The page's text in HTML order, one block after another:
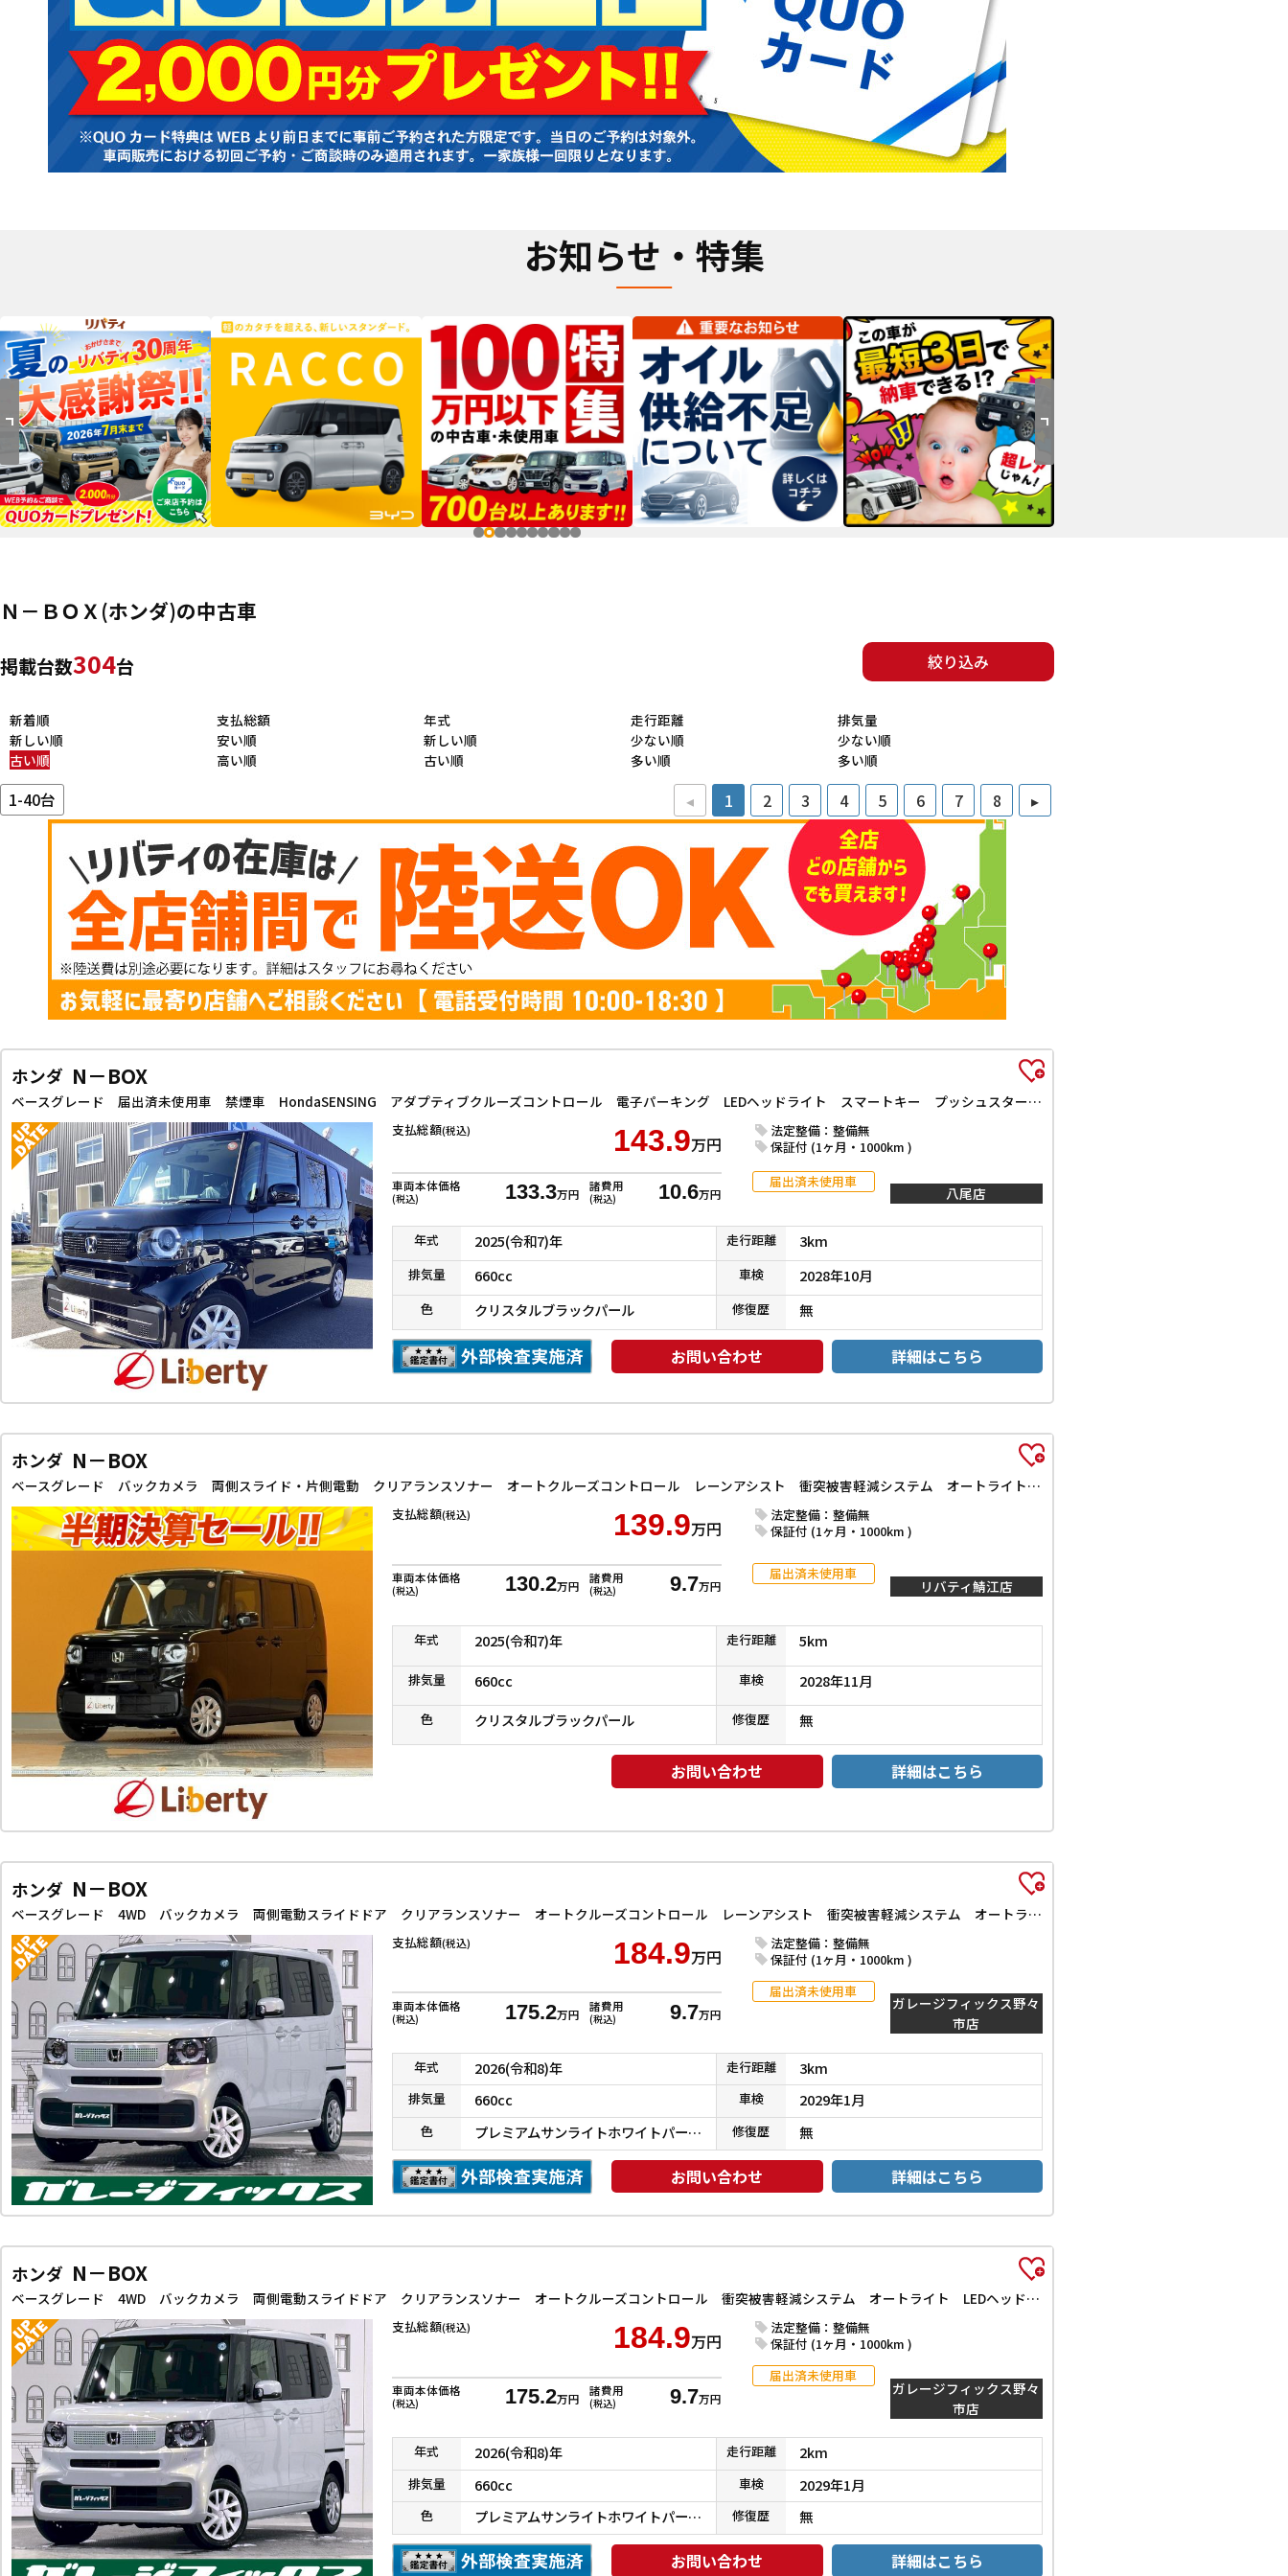
お知らせ・特集
Ｎ－ＢＯＸ(ホンダ)の中古車
絞り込み
掲載台数304台
新着順
新しい順
古い順
支払総額
安い順
高い順
年式
新しい順
古い順
走行距離
少ない順
多い順
排気量
少ない順
多い順
1-40台 ◂ 1 2 3 4 5 6 7 8 ▸
ホンダ N－BOX
ベースグレード 届出済未使用車 禁煙車 HondaSENSING アダプティブクルーズコントロール 電子パーキング LEDヘッドライト スマートキー プッシュスタート アイドリングストップ ステアリングスイッチ
支払総額(税込) 143.9万円
車両本体価格
(税込) 133.3万円
諸費用
(税込) 10.6万円
法定整備：整備無
保証付 (1ヶ月・1000km )
届出済未使用車
八尾店
年式 2025(令和7)年 走行距離 3km
排気量 660cc 車検 2028年10月
色 クリスタルブラックパール 修復歴 無
お問い合わせ 詳細はこちら
ホンダ N－BOX
ベースグレード バックカメラ 両側スライド・片側電動 クリアランスソナー オートクルーズコントロール レーンアシスト 衝突被害軽減システム オートライト LEDヘッドランプ スマートキー アイドリングストップ
支払総額(税込) 139.9万円
車両本体価格
(税込) 130.2万円
諸費用
(税込) 9.7万円
法定整備：整備無
保証付 (1ヶ月・1000km )
届出済未使用車
リバティ鯖江店
年式 2025(令和7)年 走行距離 5km
排気量 660cc 車検 2028年11月
色 クリスタルブラックパール 修復歴 無
お問い合わせ 詳細はこちら
ホンダ N－BOX
ベースグレード 4WD バックカメラ 両側電動スライドドア クリアランスソナー オートクルーズコントロール レーンアシスト 衝突被害軽減システム オートライト LEDヘッドランプ スマートキー アイドリングストップ
支払総額(税込) 184.9万円
車両本体価格
(税込) 175.2万円
諸費用
(税込) 9.7万円
法定整備：整備無
保証付 (1ヶ月・1000km )
届出済未使用車
ガレージフィックス野々
市店
年式 2026(令和8)年 走行距離 3km
排気量 660cc 車検 2029年1月
色 プレミアムサンライトホワイトパール＋ 修復歴 無
お問い合わせ 詳細はこちら
ホンダ N－BOX
ベースグレード 4WD バックカメラ 両側電動スライドドア クリアランスソナー オートクルーズコントロール 衝突被害軽減システム オートライト LEDヘッドランプ スマートキー アイドリングストップ 電動格納ミラー
支払総額(税込) 184.9万円
車両本体価格
(税込) 175.2万円
諸費用
(税込) 9.7万円
法定整備：整備無
保証付 (1ヶ月・1000km )
届出済未使用車
ガレージフィックス野々
市店
年式 2026(令和8)年 走行距離 2km
排気量 660cc 車検 2029年1月
色 プレミアムサンライトホワイトパール＋ 修復歴 無
お問い合わせ 詳細はこちら